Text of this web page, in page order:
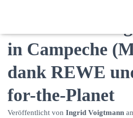
Unsere 5
in Campeche
dank REWE
for-the-Planet
Veröffentlicht von Ingrid Voigtmann